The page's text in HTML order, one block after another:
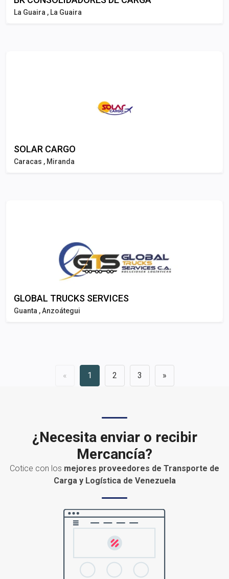
La Guaira , La Guaira
SOLAR CARGO
Caracas , Miranda
GLOBAL TRUCKS SERVICES
Guanta , Anzoátegui
« 1 2 3 »
¿Necesita enviar o recibir
Mercancía?
Cotice con los mejores proveedores de Transporte de
Carga y Logística de Venezuela